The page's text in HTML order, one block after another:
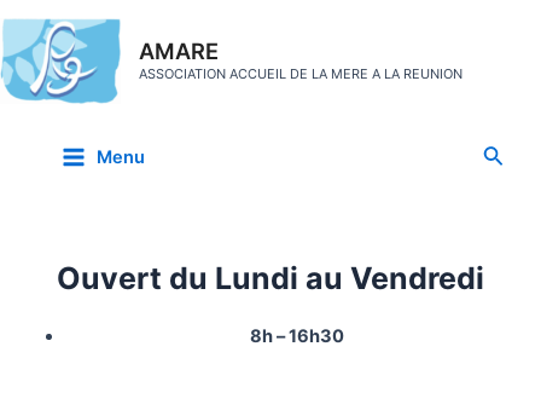
Aller
au
contenu
AMARE
ASSOCIATION ACCUEIL DE LA MERE A LA REUNION
MainMenu
Ouvert du Lundi au Vendredi
8h – 16h30